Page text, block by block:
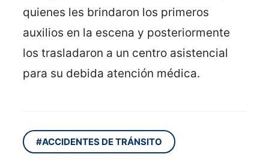
quienes les brindaron los primeros
auxilios en la escena y posteriormente
los trasladaron a un centro asistencial
para su debida atención médica.
#ACCIDENTES DE TRÁNSITO